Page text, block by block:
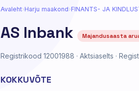
Avaleht›Harju maakond›FINANTS- JA
AS Inbank Majandusaasta
Registrikood 12001988 · Aktsiaselts ·
KOKKUVÕTE